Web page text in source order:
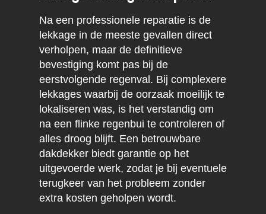
Na een professionele reparatie is de
lekkage in de meeste gevallen direct
verholpen, maar de definitieve
bevestiging komt pas bij de
eerstvolgende regenval. Bij complexere
lekkages waarbij de oorzaak moeilijk te
lokaliseren was, is het verstandig om
na een flinke regenbui te controleren of
alles droog blijft. Een betrouwbare
dakdekker biedt garantie op het
uitgevoerde werk, zodat je bij eventuele
terugkeer van het probleem zonder
extra kosten geholpen wordt.